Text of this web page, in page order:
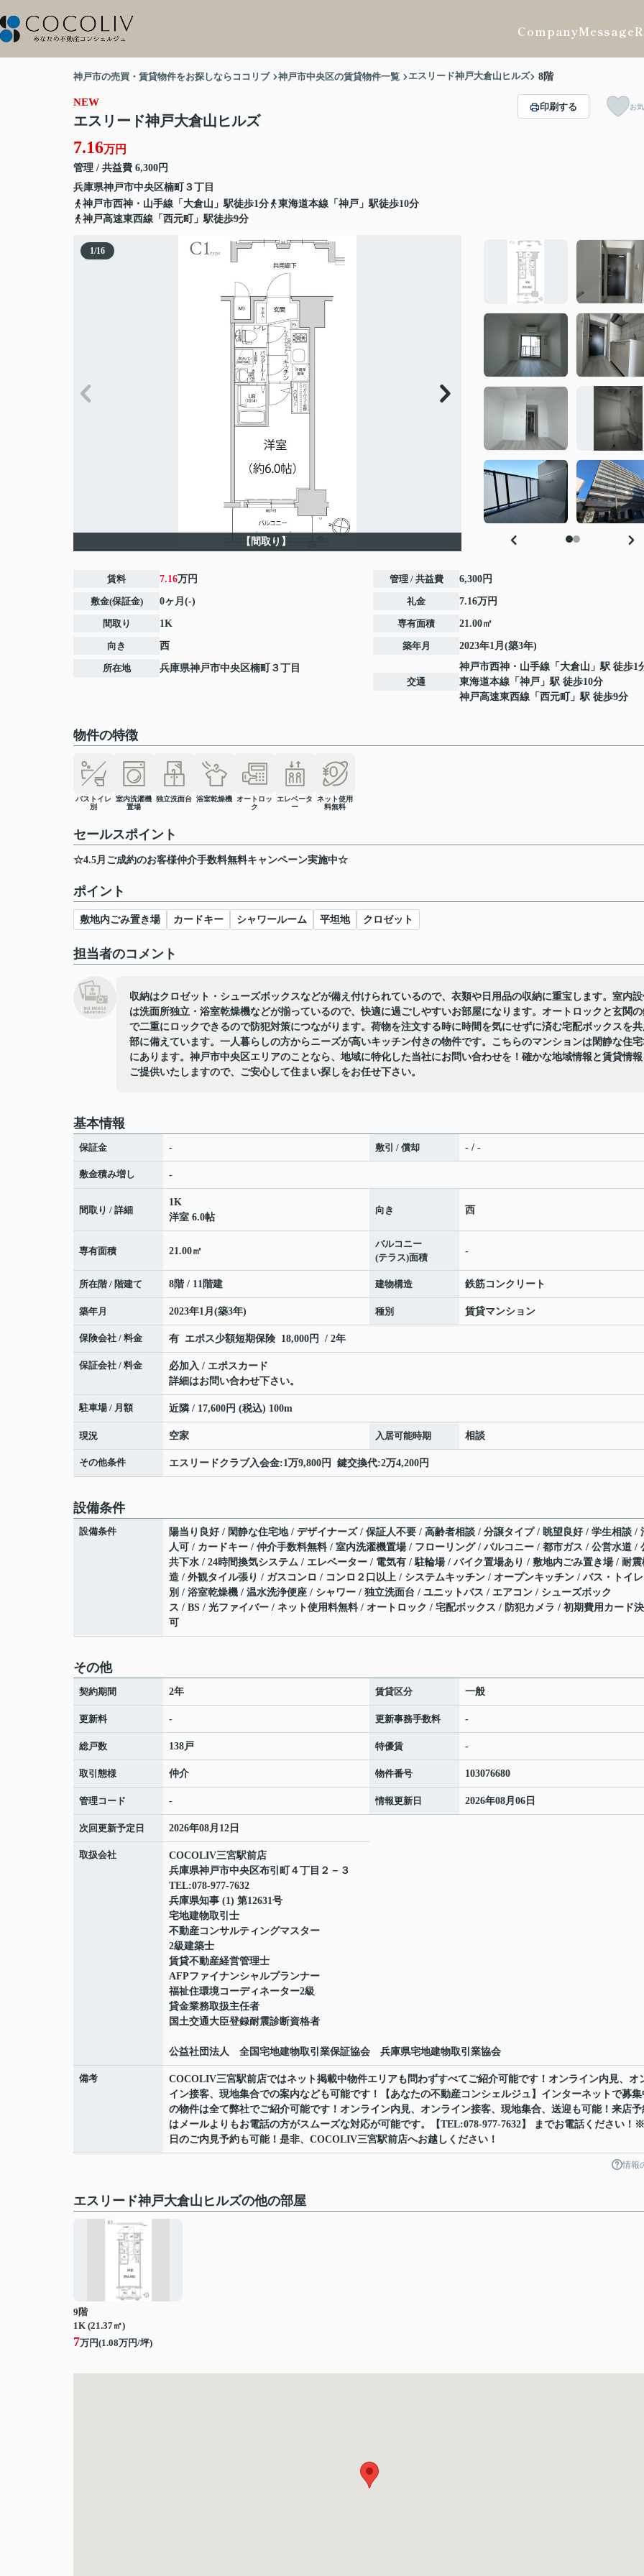
CompanyMessage
神戸市の売買・賃貸物件をお探しならココリブ 神戸市中央区の賃貸物件一覧 エスリード神戸大倉山ヒルズ 8階
NEW
エスリード神戸大倉山ヒルズ
7.16万円
管理 / 共益費 6,300円
兵庫県神戸市中央区楠町
３丁目
神戸市西神・山手線「大倉山」駅徒歩1分
東海道本線「神戸」駅徒歩10分
神戸高速東西線「西元町」駅徒歩9分
印刷する お
1/16
【間取り】
賃料 7.16万円
敷金(保証金) 0ヶ月(-)
間取り 1K
向き 西
所在地 兵庫県神戸市中央区楠町 ３丁目
管理 / 共益費 6,300円
礼金 7.16万円
専有面積 21.00㎡
築年月 2023年1月(築3年)
交通
神戸市西神・山手線 「 大倉山 」駅 徒歩1
東海道本線 「 神戸 」駅 徒歩10分
神戸高速東西線 「 西元町 」駅 徒歩9分
物件の特徴
バストイレ
別
室内洗濯機
置場
独立洗面台 浴室乾燥機
オートロッ
ク
エレベータ
ー
ネット使用
料無料
セールスポイント
☆4.5月ご成約のお客様仲介手数料無料キャンペーン実施中☆
ポイント
敷地内ごみ置き場 カードキー シャワールーム 平坦地 クロゼット
担当者のコメント
収納はクロゼット・シューズボックスなどが備え付けられているので、衣類や日用品の収納に重宝します。室内
は洗面所独立・浴室乾燥機などが揃っているので、快適に過ごしやすいお部屋になります。オートロックと玄関
で二重にロックできるので防犯対策につながります。荷物を注文する時に時間を気にせずに済む宅配ボックスを
部に備えています。一人暮らしの方からニーズが高いキッチン付きの物件です。こちらのマンションは閑静な住
にあります。神戸市中央区エリアのことなら、地域に特化した当社にお問い合わせを！確かな地域情報と賃貸情
ご提供いたしますので、ご安心して住まい探しをお任せ下さい。
基本情報
保証金 - 敷引 / 償却 - / -
敷金積み増し -
間取り / 詳細
1K
洋室 6.0帖
向き 西
専有面積 21.00㎡
バルコニー
(テラス)面積
-
所在階 / 階建て 8階 / 11階建 建物構造 鉄筋コンクリート
築年月 2023年1月(築3年) 種別 賃貸マンション
保険会社 / 料金 有 エポス少額短期保険 18,000円 / 2年
保証会社 / 料金
必加入 / エポスカード
詳細はお問い合わせ下さい。
駐車場 / 月額 近隣 / 17,600円 (税込) 100m
現況 空家 入居可能時期 相談
その他条件 エスリードクラブ入会金:1万9,800円 鍵交換代:2万4,200円
設備条件
設備条件
陽当り良好 / 閑静な住宅地 / デザイナーズ / 保証人不要 / 高齢者相談 / 分譲タイプ / 眺望良好 / 学生相談 /
人可 / カードキー / 仲介手数料無料 / 室内洗濯機置場 / フローリング / バルコニー / 都市ガス / 公営水道 /
共下水 / 24時間換気システム / エレベーター / 電気有 / 駐輪場 / バイク置場あり / 敷地内ごみ置き場 / 耐震
造 / 外観タイル張り / ガスコンロ / コンロ２口以上 / システムキッチン / オープンキッチン / バス・トイレ
別 / 浴室乾燥機 / 温水洗浄便座 / シャワー / 独立洗面台 / ユニットバス / エアコン / シューズボック
ス / BS / 光ファイバー / ネット使用料無料 / オートロック / 宅配ボックス / 防犯カメラ / 初期費用カード
可
その他
契約期間 2年 賃貸区分 一般
更新料 - 更新事務手数料 -
総戸数 138戸 特優賃 -
取引態様 仲介 物件番号 103076680
管理コード - 情報更新日 2026年08月06日
次回更新予定日 2026年08月12日
取扱会社
COCOLIV三宮駅前店
兵庫県神戸市中央区布引町４丁目２－３
TEL:078-977-7632
兵庫県知事 (1) 第12631号
宅地建物取引士
不動産コンサルティングマスター
2級建築士
賃貸不動産経営管理士
AFPファイナンシャルプランナー
福祉住環境コーディネーター2級
貸金業務取扱主任者
国土交通大臣登録耐震診断資格者
公益社団法人 全国宅地建物取引業保証協会 兵庫県宅地建物取引業協会
備考
COCOLIV三宮駅前店ではネット掲載中物件エリアも問わずすべてご紹介可能です！オンライン内見、オ
イン接客、現地集合での案内なども可能です！【あなたの不動産コンシェルジュ】インターネットで募集
の物件は全て弊社でご紹介可能です！オンライン内見、オンライン接客、現地集合、送迎も可能！来店予
はメールよりもお電話の方がスムーズな対応が可能です。【TEL:078-977-7632】 までお電話ください！
日のご内見予約も可能！是非、COCOLIV三宮駅前店へお越しください！
情報
エスリード神戸大倉山ヒルズの他の部屋
9階
1K (21.37㎡)
7万円(1.08万円/坪)